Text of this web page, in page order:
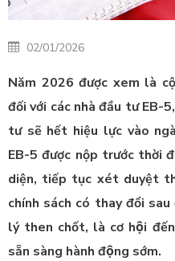
02/01/2026
Năm 2026 được xem là
đối với các nhà đầu tư EB-
tư sẽ hết hiệu lực vào
EB-5 được nộp trước thời
diện, tiếp tục xét duyệt
chính sách có thay đổi
lý then chốt, là cơ hội
sẵn sàng hành động sớm.